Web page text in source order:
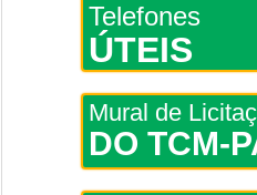
Telefones
ÚTEIS
Mural de
DO TCM-